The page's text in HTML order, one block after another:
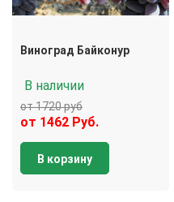
Виноград Байконур
В наличии
от 1720 руб
от 1462 Руб.
В корзину